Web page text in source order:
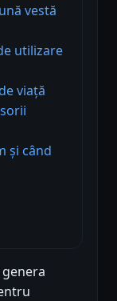
vestă
utilizare
viață
și când